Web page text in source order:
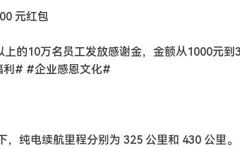
元红包
的10万名员工发放感谢金，金额从1000元到
利# #企业感恩文化#
纯电续航里程分别为 325 公里和 430 公里。